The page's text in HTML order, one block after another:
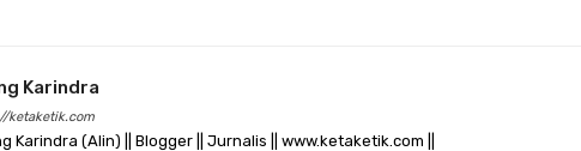
Karindra
ketaketik.com
Karindra (Alin) || Blogger || Jurnalis || www.ketaketik.com ||